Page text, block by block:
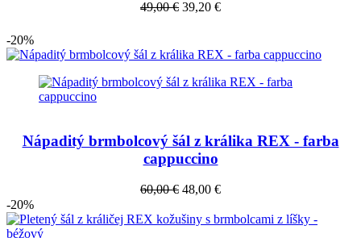
49,00 € 39,20 €
-20%
Nápaditý brmbolcový šál z králika REX - farba
cappuccino
60,00 € 48,00 €
-20%